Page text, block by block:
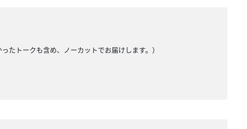
たトークも含め、ノーカットでお届けします。）